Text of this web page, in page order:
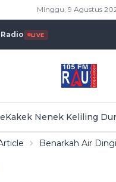
Minggu, 9 Agustus
LIVE
Kakek Nenek Keliling
Benarkah Air